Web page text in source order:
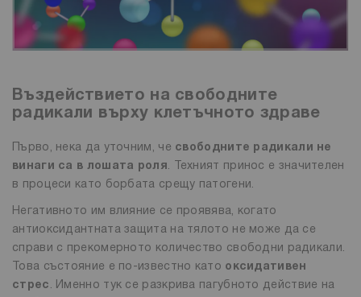
Въздействието на свободните
радикали върху клетъчното здраве
Първо, нека да уточним, че свободните радикали не
винаги са в лошата роля. Техният принос е значителен
в процеси като борбата срещу патогени.
Негативното им влияние се проявява, когато
антиоксидантната защита на тялото не може да се
справи с прекомерното количество свободни радикали.
Това състояние е по-известно като оксидативен
стрес . Именно тук се разкрива пагубното действие на